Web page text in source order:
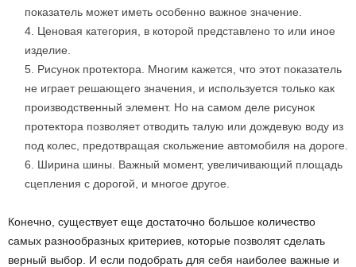
показатель может иметь особенно важное значение.
Ценовая категория, в которой представлено то или иное
изделие.
Рисунок протектора. Многим кажется, что этот показатель
не играет решающего значения, и используется только как
производственный элемент. Но на самом деле рисунок
протектора позволяет отводить талую или дождевую воду из
под колес, предотвращая скольжение автомобиля на дороге.
Ширина шины. Важный момент, увеличивающий площадь
сцепления с дорогой, и многое другое.
Конечно, существует еще достаточно большое количество
самых разнообразных критериев, которые позволят сделать
верный выбор. И если подобрать для себя наиболее важные и